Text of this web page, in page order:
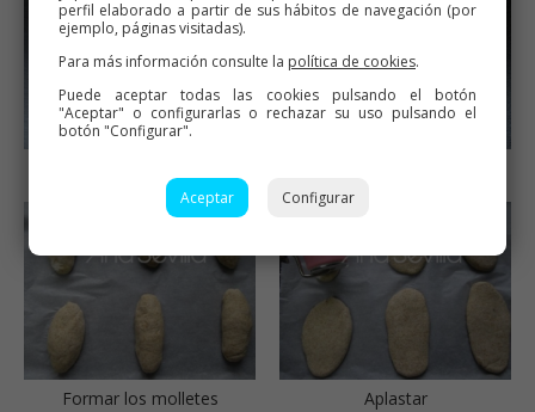
Formar los molletes Aplastar
perfil elaborado a partir de sus hábitos de navegación (por
ejemplo, páginas visitadas).
Para más información consulte la política de cookies.
Puede aceptar todas las cookies pulsando el botón
"Aceptar" o configurarlas o rechazar su uso pulsando el
botón "Configurar".
Aceptar Configurar